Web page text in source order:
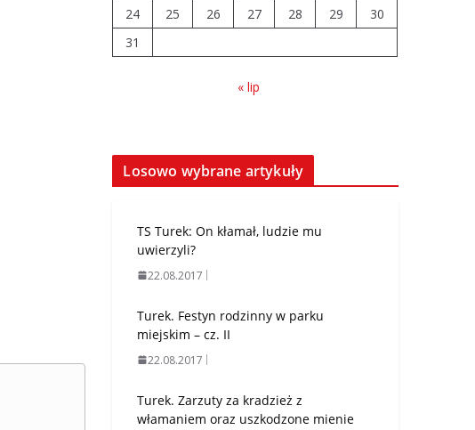
24
25 26 27 28 29
30
31
« lip
Losowo wybrane artykuły
TS Turek: On kłamał, ludzie mu
uwierzyli?
22.08.2017
Turek. Festyn rodzinny w parku
miejskim – cz. II
22.08.2017
Turek. Zarzuty za kradzież z
włamaniem oraz uszkodzone mienie